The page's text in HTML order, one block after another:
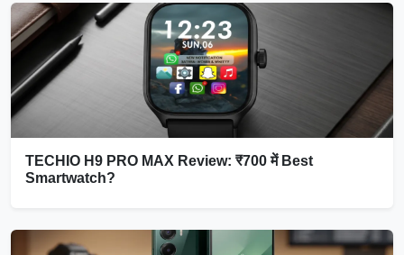
TECHIO H9 PRO MAX Review: ₹700 में Best
Smartwatch?